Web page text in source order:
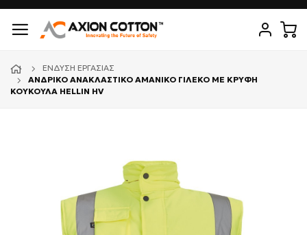
ΈΝΔΥΣΗ ΕΡΓΑΣΊΑΣ
ΑΝΔΡΙΚΟ ΑΝΑΚΛΑΣΤΙΚΟ ΑΜΑΝΙΚΟ ΓΙΛΕΚΟ ΜΕ ΚΡΥΦΗ
ΚΟΥΚΟΥΛΑ HELLIN HV